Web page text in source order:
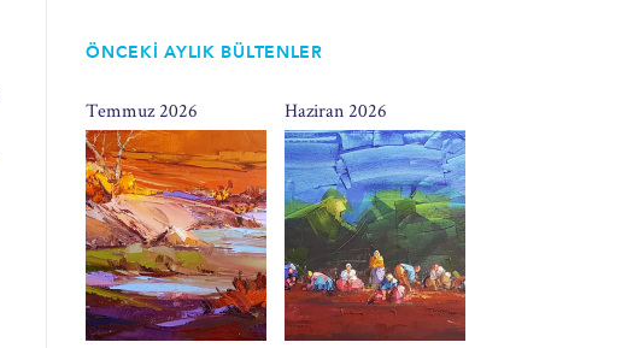
ÖNCEKİ AYLIK BÜLTENLER
Temmuz 2026 Haziran 2026